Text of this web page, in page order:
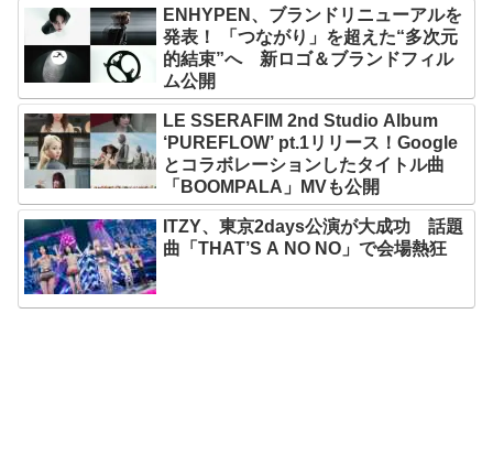
ENHYPEN、ブランドリニューアルを
発表！ 「つながり」を超えた“多次元
的結束”へ 新ロゴ＆ブランドフィル
ム公開
LE SSERAFIM 2nd Studio Album
‘PUREFLOW’ pt.1リリース！Google
とコラボレーションしたタイトル曲
「BOOMPALA」MVも公開
ITZY、東京2days公演が大成功 話題
曲「THAT’S A NO NO」で会場熱狂